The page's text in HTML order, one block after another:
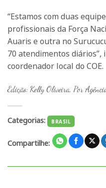
“Estamos com duas
profissionais da Força
Auaris e outra no
70 atendimentos
coordenador local do COE.
Edição: Kelly Oliveira, Por
Categorias: BRASIL
Compartilhe: